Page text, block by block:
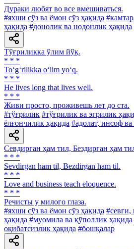
Дураки любят во все вмешиваться.
#яхши сўз ва ёмон сўз ҳақида
ҳақида #донолик ва нодонлик ҳақида
Тўғриликка ўлим йўқ.
* * *
To‘g‘rilikka o‘lim yo‘q.
* * *
He lives long that lives well.
* * *
Живи просто, проживешь лет до ста.
#тўғрилик #тўғрилик ва эгрилик
ёлғончилик ҳақида #адолат, инсоф
Севдирган ҳам тил, Бездирган ҳам
* * *
Sevdirgan ham til, Bezdirgan ham til.
* * *
Love and business teach eloquence.
* * *
Речисты у милого глаза.
#яхши сўз ва ёмон сўз ҳақида #севги,
ҳақида #муомила ва қўполлик ҳақида
оқибатсизлик ҳақида #бошқалар